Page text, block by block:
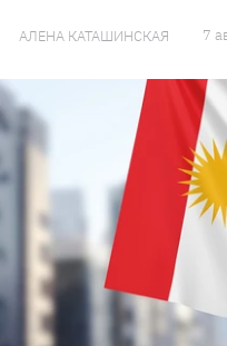
АЛЕНА КАТАШИНСКАЯ 7